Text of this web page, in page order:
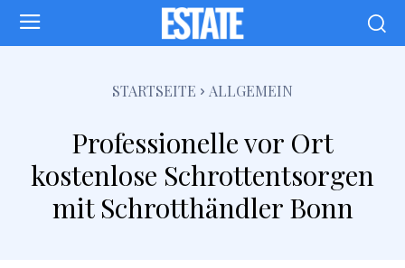
STARTSEITE ALLGEMEIN
Professionelle vor Ort
kostenlose Schrottentsorgen
mit Schrotthändler Bonn